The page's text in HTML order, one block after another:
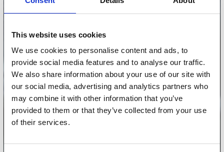
This website uses cookies
We use cookies to personalise content and ads, to
provide social media features and to analyse our traffic.
We also share information about your use of our site with
our social media, advertising and analytics partners who
may combine it with other information that you’ve
provided to them or that they’ve collected from your use
of their services.